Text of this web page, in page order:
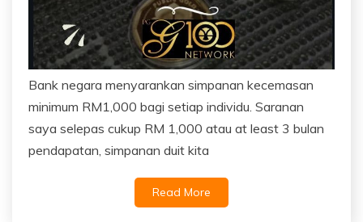
Bank negara menyarankan simpanan kecemasan
minimum RM1,000 bagi setiap individu. Saranan
saya selepas cukup RM 1,000 atau at least 3 bulan
pendapatan, simpanan duit kita
Read More